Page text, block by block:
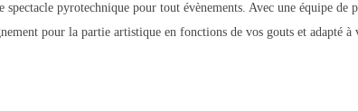
pyrotechnique pour tout évènements. Avec une équipe
pour la partie artistique en fonctions de vos gouts et adapté